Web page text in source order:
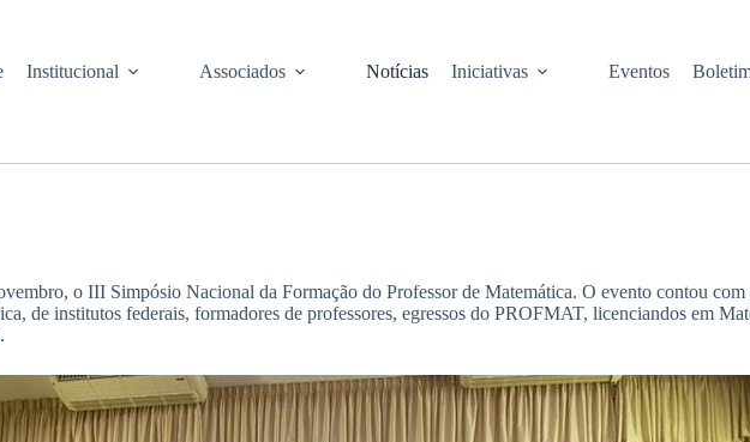
Institucional Associados Notícias Iniciativas Eventos
o III Simpósio Nacional da Formação do Professor de Matemática. O evento contou com
de institutos federais, formadores de professores, egressos do PROFMAT, licenciandos em